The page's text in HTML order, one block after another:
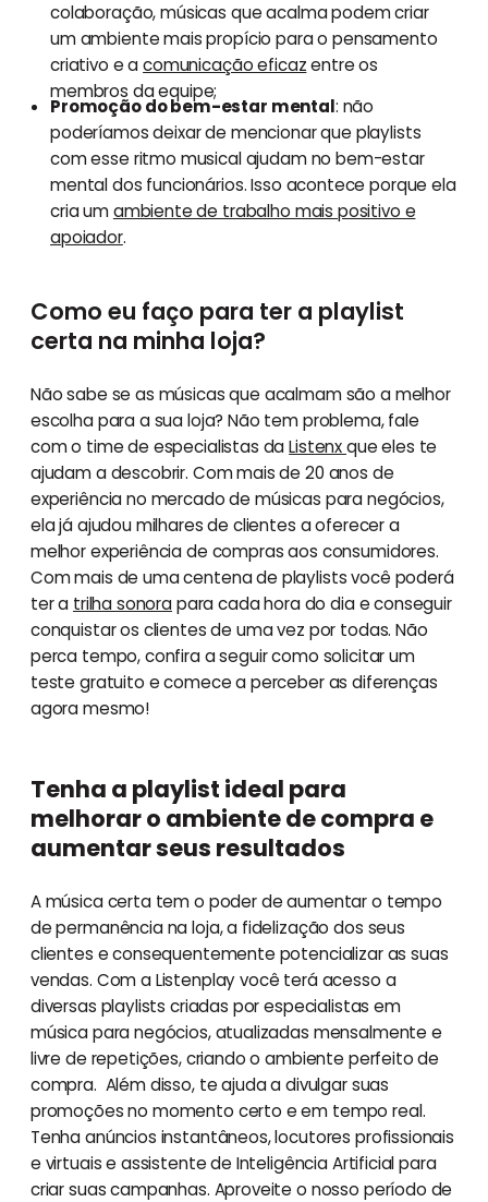
colaboração, músicas que acalma podem criar
um ambiente mais propício para o pensamento
criativo e acomunicação eficazentre os
membros da equipe;
Promoção do bem-estar mental: não
poderíamos deixar de mencionar que playlists
com esse ritmo musical ajudam no bem-estar
mental dos funcionários. Isso acontece porque ela
cria umambiente de trabalho mais positivo e
apoiador.
Como eu faço para ter a playlist
certa na minha loja?
Não sabe se as músicas que acalmam são a melhor
escolha para a sua loja? Não tem problema, fale
com o time de especialistas daListenxque eles te
ajudam a descobrir. Com mais de 20 anos de
experiência no mercado de músicas para negócios,
ela já ajudou milhares de clientes a oferecer a
melhor experiência de compras aos consumidores.
Com mais de uma centena de playlists você poderá
ter a trilha sonorapara cada hora do dia e conseguir
conquistar os clientes de uma vez por todas. Não
perca tempo, confira a seguir como solicitar um
teste gratuito e comece a perceber as diferenças
agora mesmo!
Tenha a playlist ideal para
melhorar o ambiente de compra e
aumentar seus resultados
A música certa tem o poder de aumentar o tempo
de permanência na loja, a fidelização dos seus
clientes e consequentemente potencializar as suas
vendas. Com a Listenplay você terá acesso a
diversas playlists criadas por especialistas em
música para negócios, atualizadas mensalmente e
livre de repetições, criando o ambiente perfeito de
compra. Além disso, te ajuda a divulgar suas
promoções no momento certo e em tempo real.
Tenha anúncios instantâneos, locutores profissionais
e virtuais e assistente de Inteligência Artificial para
criar suas campanhas. Aproveite o nosso período de